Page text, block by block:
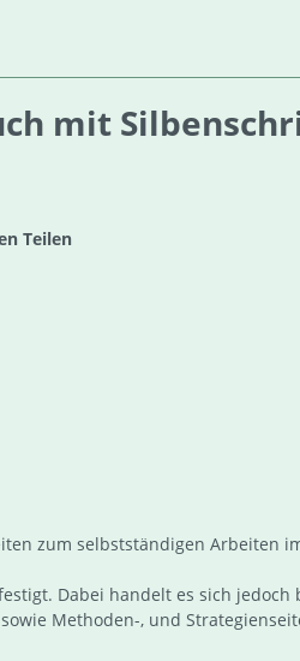
mit
Teilen
zum selbstständigen Arbeiten
Dabei handelt es sich jedoch
Methoden-, und